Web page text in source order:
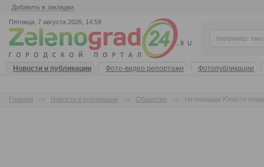
Добавить в закладки
Пятница, 7 августа 2026, 14:59
Новости и публикации Фото-видео репортажи Фотопубликации
Главная Новости и публикации Общество На площади Юности